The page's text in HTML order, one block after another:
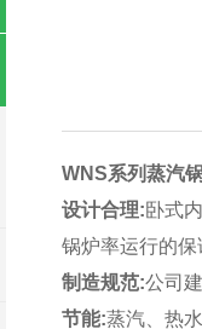
WNS系列蒸汽
设计合理:卧式
锅炉率运行的保
制造规范:公司
节能:蒸汽、热